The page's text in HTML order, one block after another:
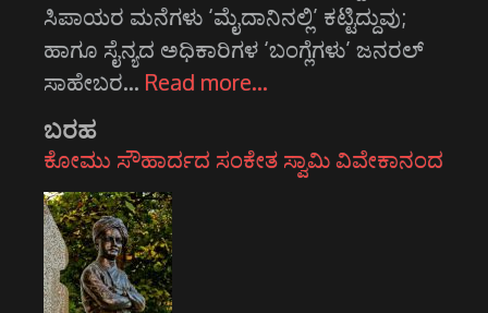
ಸಿಪಾಯರ ಮನೆಗಳು ‘ಮೈದಾನಿನಲ್ಲಿ’ ಕಟ್ಟಿದ್ದುವು;
ಹಾಗೂ ಸೈನ್ಯದ ಅಧಿಕಾರಿಗಳ ‘ಬಂಗ್ಲೆಗಳು’ ಜನರಲ್
ಸಾಹೇಬರ… Read more…
ಬರಹ
ಕೋಮು ಸೌಹಾರ್ದದ ಸಂಕೇತ ಸ್ವಾಮಿ ವಿವೇಕಾನಂದ